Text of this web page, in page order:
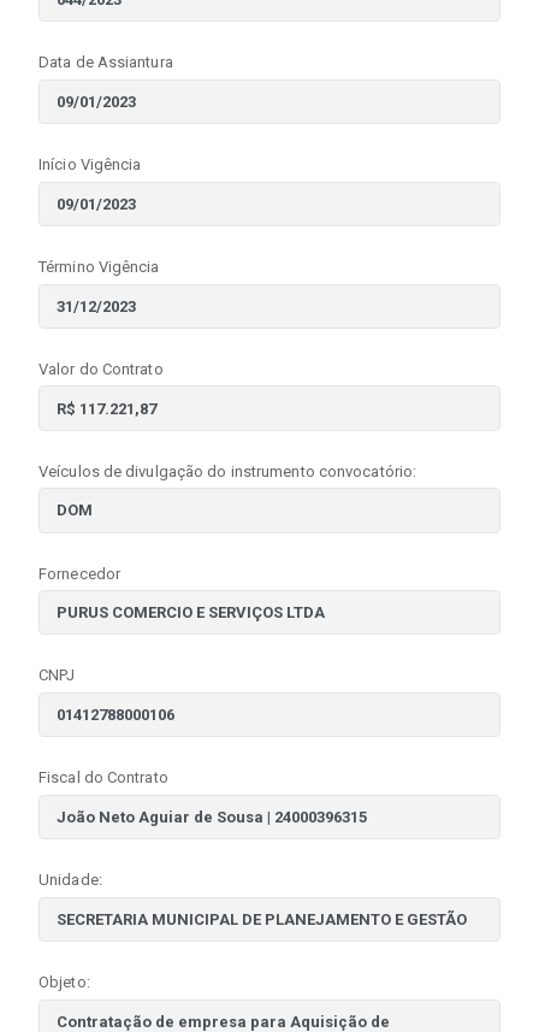
Data de Assiantura
Início Vigência
Término Vigência
Valor do Contrato
Veículos de divulgação do instrumento convocatório:
Fornecedor
CNPJ
Fiscal do Contrato
Unidade:
Objeto: